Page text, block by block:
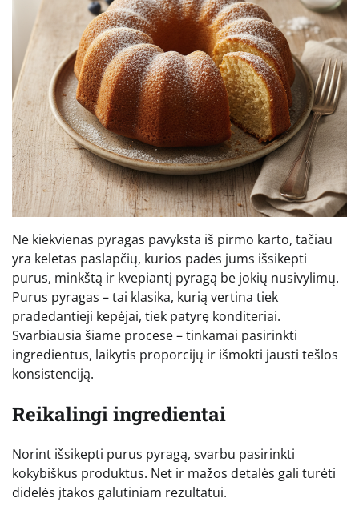
Ne kiekvienas pyragas pavyksta iš pirmo karto, tačiau
yra keletas paslapčių, kurios padės jums išsikepti
purus, minkštą ir kvepiantį pyragą be jokių nusivylimų.
Purus pyragas – tai klasika, kurią vertina tiek
pradedantieji kepėjai, tiek patyrę konditeriai.
Svarbiausia šiame procese – tinkamai pasirinkti
ingredientus, laikytis proporcijų ir išmokti jausti tešlos
konsistenciją.
Reikalingi ingredientai
Norint išsikepti purus pyragą, svarbu pasirinkti
kokybiškus produktus. Net ir mažos detalės gali turėti
didelės įtakos galutiniam rezultatui.